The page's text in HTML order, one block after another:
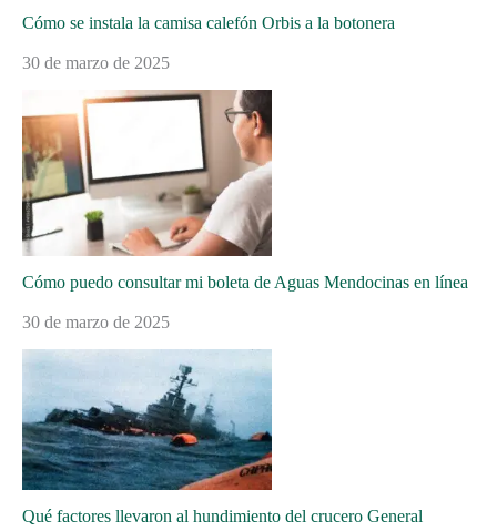
Cómo se instala la camisa calefón Orbis a la botonera
30 de marzo de 2025
Cómo puedo consultar mi boleta de Aguas Mendocinas en línea
30 de marzo de 2025
Qué factores llevaron al hundimiento del crucero General